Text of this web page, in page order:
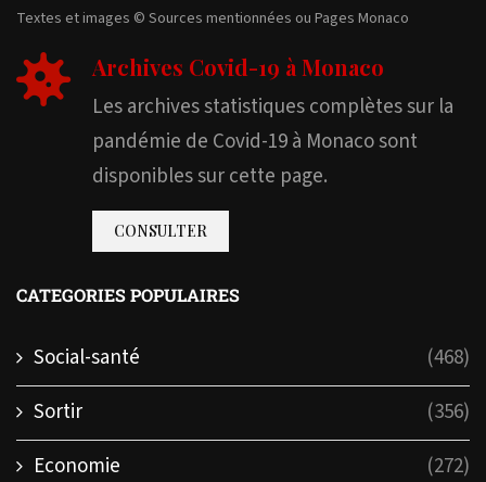
Textes et images © Sources mentionnées ou Pages Monaco
Archives Covid-19 à Monaco
Les archives statistiques complètes sur la
pandémie de Covid-19 à Monaco sont
disponibles sur cette page.
CONSULTER
CATEGORIES POPULAIRES
Social-santé
(468)
Sortir
(356)
Economie
(272)